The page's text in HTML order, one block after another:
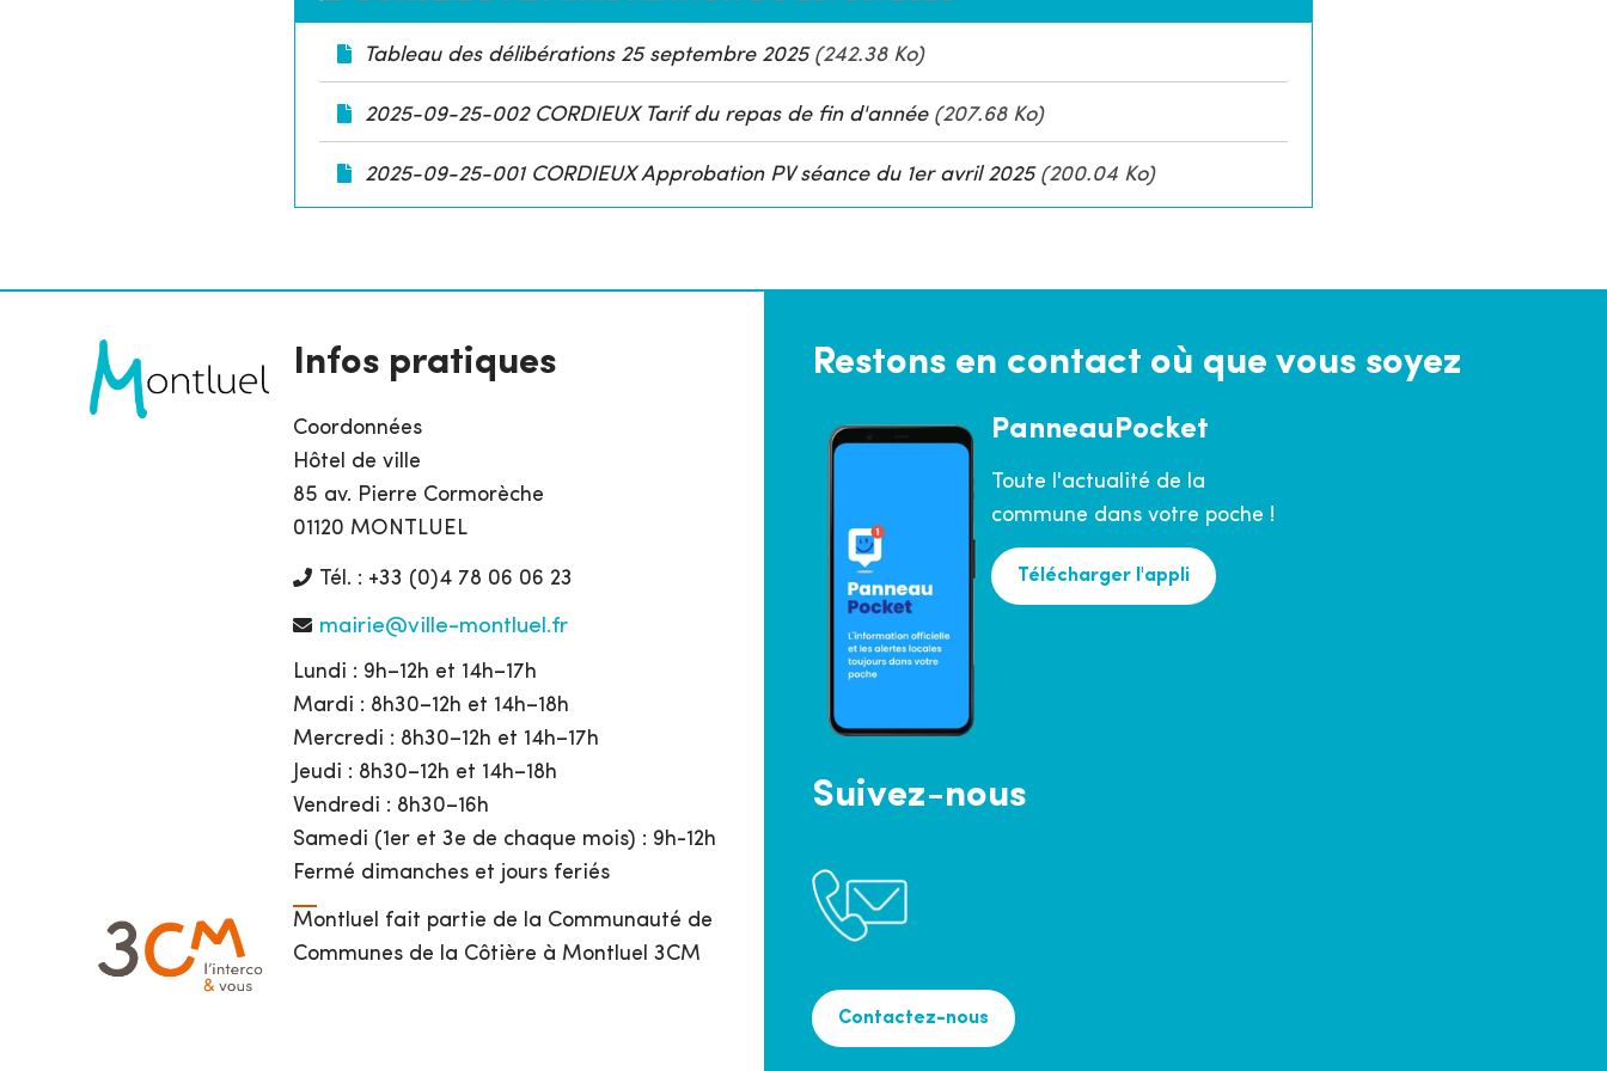
e
Tableau des délibérations 25 septembre 2025(242.38 Ko)
2025-09-25-002 CORDIEUX Tarif du repas de fin d'année(207.68 Ko)
2025-09-25-001 CORDIEUX Approbation PV séance du 1er avril 2025(200.04 Ko)
Infos pratiques
Coordonnées
Hôtel de ville
85 av. Pierre Cormorèche
01120 MONTLUEL
Tél. : +33 (0)4 78 06 06 23
mairie@ville-montluel.fr
Lundi : 9h–12h et 14h–17h
Mardi : 8h30–12h et 14h–18h
Mercredi : 8h30–12h et 14h–17h
Jeudi : 8h30–12h et 14h–18h
Vendredi : 8h30–16h
Samedi (1er et 3e de chaque mois) : 9h-12h
Fermé dimanches et jours feriés
Montluel fait partie de la Communauté de
Communes de la Côtière à Montluel 3CM
Restons en contact où que vous soyez
PanneauPocket
Toute l'actualité de la
commune dans votre poche !
Télécharger l'appli
Suivez-nous
Contactez-nous